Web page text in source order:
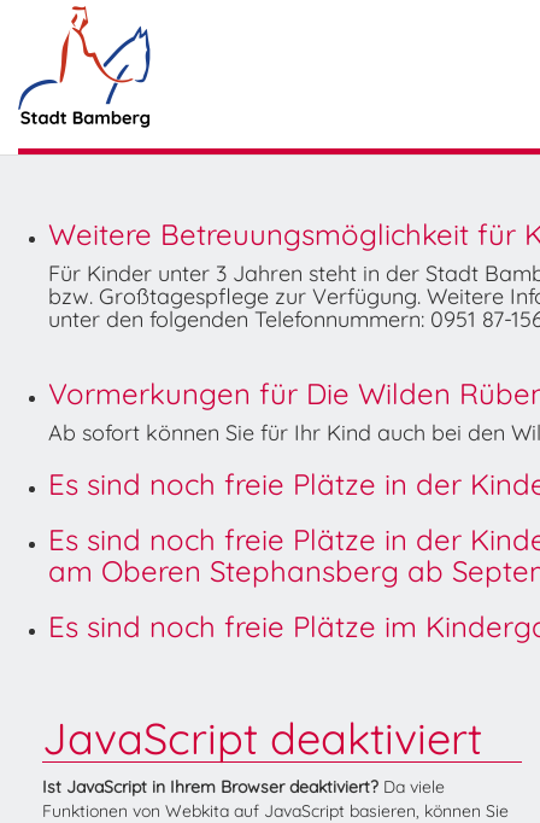
Weitere Betreuungsmöglichkeit für
Für Kinder unter 3 Jahren steht in der Stadt
bzw. Großtagespflege zur Verfügung. Weitere
unter den folgenden Telefonnummern: 0951 87-
Vormerkungen für Die Wilden
Ab sofort können Sie für Ihr Kind auch bei den
Es sind noch freie Plätze in der
Es sind noch freie Plätze in der
am Oberen Stephansberg ab
Es sind noch freie Plätze im
JavaScript deaktiviert
Ist JavaScript in Ihrem Browser deaktiviert? Da viele
Funktionen von Webkita auf JavaScript basieren, können Sie